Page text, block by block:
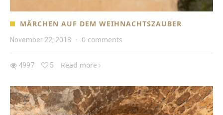
MÄRCHEN AUF DEM WEIHNACHTSZAUBER
November 22, 2018 · 0 comments
4997 5 Read more